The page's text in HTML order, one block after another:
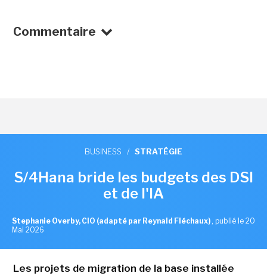
Commentaire
BUSINESS / STRATÉGIE
S/4Hana bride les budgets des DSI
et de l'IA
Stephanie Overby, CIO (adapté par Reynald Fléchaux) , publié le 20
Mai 2026
Les projets de migration de la base installée